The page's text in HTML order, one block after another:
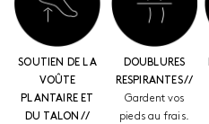
SOUTIEN DE LA
VOÛTE
PLANTAIRE ET
DU TALON //
DOUBLURES
RESPIRANTES //
Gardent vos
pieds au frais.